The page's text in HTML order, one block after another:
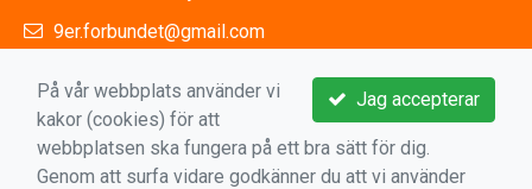
9er.forbundet@gmail.com
Jag accepterar
På vår webbplats använder vi
kakor (cookies) för att
webbplatsen ska fungera på ett bra sätt för dig.
Genom att surfa vidare godkänner du att vi använder